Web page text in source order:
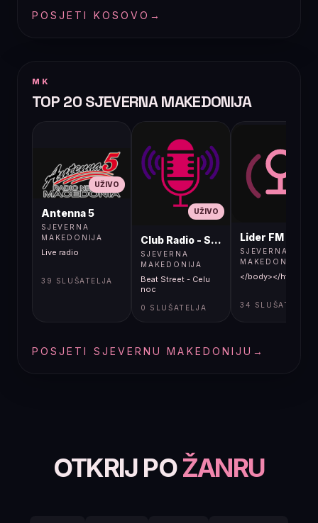
POSJETI KOSOVO →
MK
TOP 20 SJEVERNA MAKEDONIJA
UŽIVO
Antenna 5
SJEVERNA
MAKEDONIJA
Live radio
39 SLUŠATELJA
UŽIVO
Club Radio - Skopje, Mcedonia
SJEVERNA
MAKEDONIJA
Beat Street - Celu
noc
0 SLUŠATELJA
Lider FM 107,4
SJEVERNA
MAKEDONIJA
</body></html>
34 SLUŠATELJA
POSJETI SJEVERNU MAKEDONIJU →
OTKRIJ POŽANRU